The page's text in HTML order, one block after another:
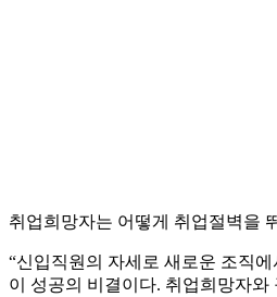
취업희망자는 어떻게 취업절벽을
“신입직원의 자세로 새로운 조직
이 성공의 비결이다. 취업희망자와